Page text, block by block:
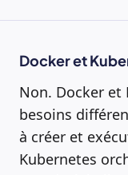
Docker et
Non. Docker et
besoins
à créer et
Kubernetes